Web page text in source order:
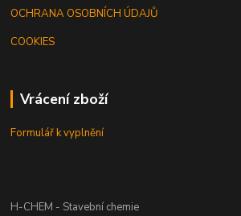
OCHRANA OSOBNÍCH ÚDAJŮ
COOKIES
Vrácení zboží
Formulář k vyplnění
H-CHEM - Stavební chemie